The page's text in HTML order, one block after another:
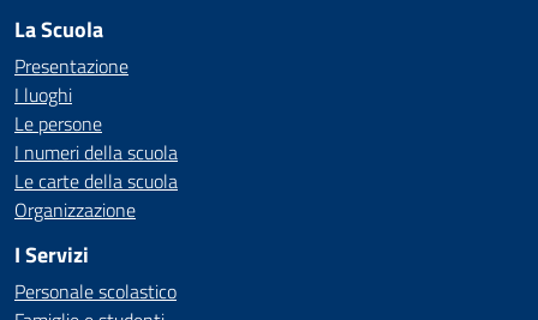
La Scuola
Presentazione
I luoghi
Le persone
I numeri della scuola
Le carte della scuola
Organizzazione
I Servizi
Personale scolastico